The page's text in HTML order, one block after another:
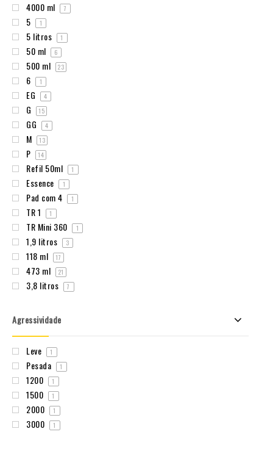
4000 ml 7
5 1
5 litros 1
50 ml 6
500 ml 23
6 1
EG 4
G 15
GG 4
M 13
P 14
Refil 50ml 1
Essence 1
Pad com 4 1
TR 1 1
TR Mini 360 1
1,9 litros 3
118 ml 17
473 ml 21
3,8 litros 7
Agressividade
Leve 1
Pesada 1
1200 1
1500 1
2000 1
3000 1